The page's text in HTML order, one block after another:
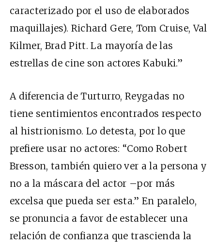
caracterizado por el uso de elaborados
maquillajes). Richard Gere, Tom Cruise, Val
Kilmer, Brad Pitt. La mayoría de las
estrellas de cine son actores Kabuki.”
A diferencia de Turturro, Reygadas no
tiene sentimientos encontrados respecto
al histrionismo. Lo detesta, por lo que
prefiere usar no actores: “Como Robert
Bresson, también quiero ver a la persona y
no a la máscara del actor –por más
excelsa que pueda ser esta.” En paralelo,
se pronuncia a favor de establecer una
relación de confianza que trascienda la